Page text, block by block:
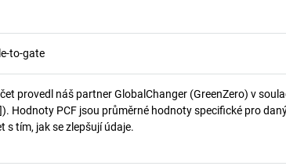
to-gate
provedl náš partner GlobalChanger (GreenZero) v
Hodnoty PCF jsou průměrné hodnoty specifické pro
s tím, jak se zlepšují údaje.